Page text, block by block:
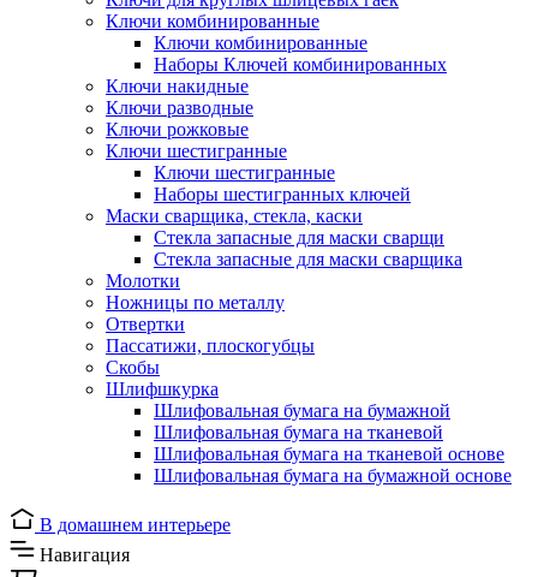
Ключи комбинированные
Ключи комбинированные
Наборы Ключей комбинированных
Ключи накидные
Ключи разводные
Ключи рожковые
Ключи шестигранные
Ключи шестигранные
Наборы шестигранных ключей
Маски сварщика, стекла, каски
Стекла запасные для маски сварщи
Стекла запасные для маски сварщика
Молотки
Ножницы по металлу
Отвертки
Пассатижи, плоскогубцы
Скобы
Шлифшкурка
Шлифовальная бумага на бумажной
Шлифовальная бумага на тканевой
Шлифовальная бумага на тканевой основе
Шлифовальная бумага на бумажной основе
В домашнем интерьере
Навигация